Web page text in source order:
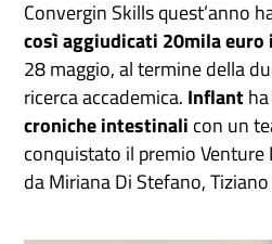
Convergin Skills quest’anno
così aggiudicati 20mila
28 maggio, al termine della
ricerca accademica. Inflant
croniche intestinali con un
conquistato il premio Venture
da Miriana Di Stefano,